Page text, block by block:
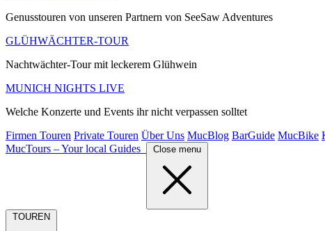
Genusstouren von unseren Partnern von SeeSaw Adventures
GLÜHWÄCHTER-TOUR
Nachtwächter-Tour mit leckerem Glühwein
MUNICH NIGHTS LIVE
Welche Konzerte und Events ihr nicht verpassen solltet
Firmen Touren Private Touren Über Uns MucBlog BarGuide MucBike
MucTours – Your local Guides
Close menu
TOUREN